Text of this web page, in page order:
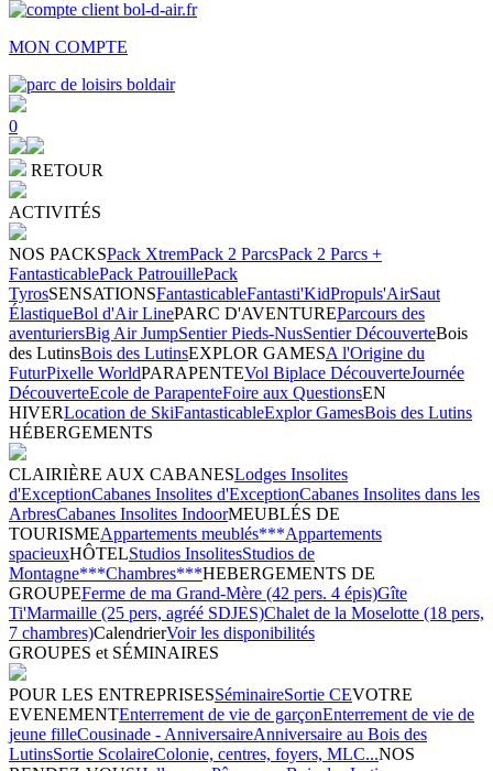
MON COMPTE
0
RETOUR
ACTIVITÉS
NOS PACKSPack XtremPack 2 ParcsPack 2 Parcs +
FantasticablePack PatrouillePack
TyrosSENSATIONSFantasticableFantasti'KidPropuls'AirSaut
ÉlastiqueBol d'Air LinePARC D'AVENTUREParcours des
aventuriersBig Air JumpSentier Pieds-NusSentier DécouverteBois
des LutinsBois des LutinsEXPLOR GAMESA l'Origine du
FuturPixelle WorldPARAPENTEVol Biplace DécouverteJournée
DécouverteEcole de ParapenteFoire aux QuestionsEN
HIVERLocation de SkiFantasticableExplor GamesBois des Lutins
HÉBERGEMENTS
CLAIRIÈRE AUX CABANESLodges Insolites
d'ExceptionCabanes Insolites d'ExceptionCabanes Insolites dans les
ArbresCabanes Insolites IndoorMEUBLÉS DE
TOURISMEAppartements meublés***Appartements
spacieuxHÔTELStudios InsolitesStudios de
Montagne***Chambres***HEBERGEMENTS DE
GROUPEFerme de ma Grand-Mère (42 pers. 4 épis)Gîte
Ti'Marmaille (25 pers, agréé SDJES)Chalet de la Moselotte (18 pers,
7 chambres)CalendrierVoir les disponibilités
GROUPES et SÉMINAIRES
POUR LES ENTREPRISESSéminaireSortie CEVOTRE
EVENEMENTEnterrement de vie de garçonEnterrement de vie de
jeune filleCousinade - AnniversaireAnniversaire au Bois des
LutinsSortie ScolaireColonie, centres, foyers, MLC...NOS